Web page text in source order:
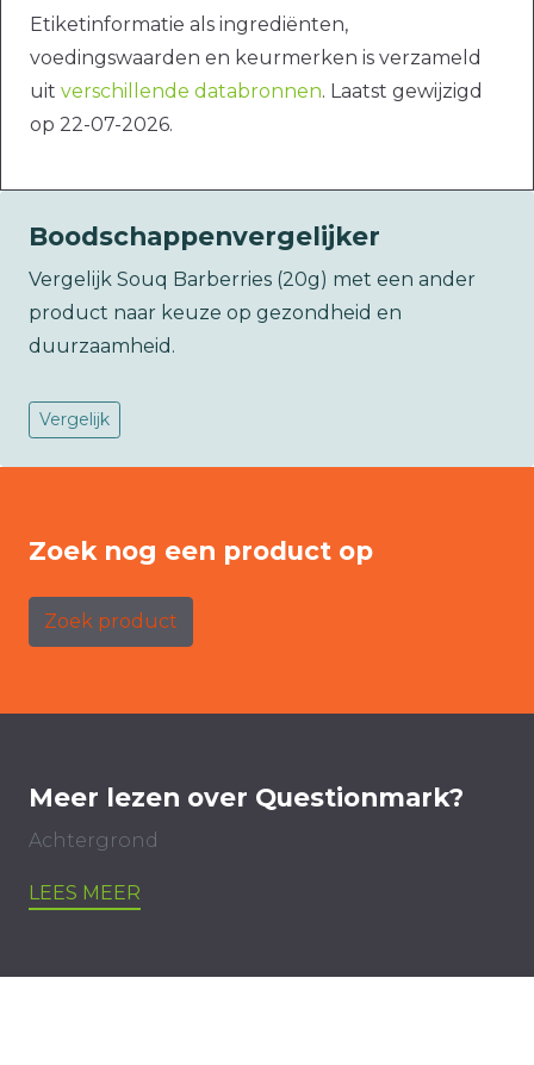
Etiketinformatie als ingrediënten,
voedingswaarden en keurmerken is verzameld
uit verschillende databronnen. Laatst gewijzigd
op 22-07-2026.
Boodschappenvergelijker
Vergelijk Souq Barberries (20g) met een ander
product naar keuze op gezondheid en
duurzaamheid.
Vergelijk
Zoek nog een product op
Zoek product
Meer lezen over Questionmark?
Achtergrond
LEES MEER